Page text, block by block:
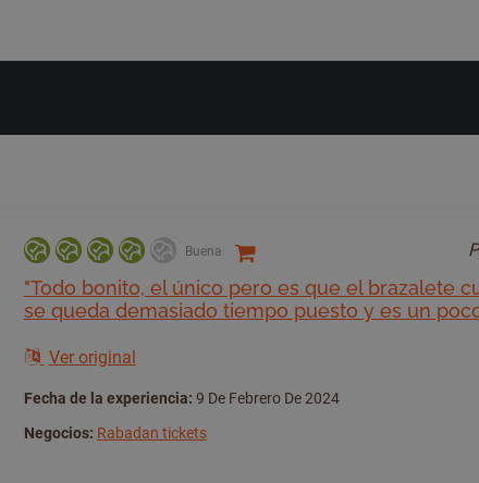
Buena
"Todo bonito, el único pero es que el brazalete
se queda demasiado tiempo puesto y es un
Ver original
Fecha de la experiencia: 9 De Febrero De 2024
Negocios: Rabadan tickets